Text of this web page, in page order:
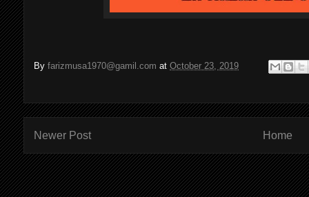
Byfarizmusa1970@gamil.com atOctober 23, 2019
Newer Post Home